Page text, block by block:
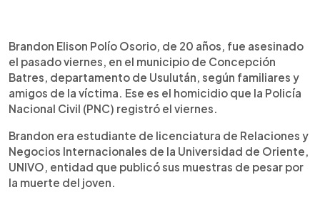
Escuchar artículo
Brandon Elison Polío Osorio, de 20 años, fue asesinado
el pasado viernes, en el municipio de Concepción
Batres, departamento de Usulután, según familiares y
amigos de la víctima. Ese es el homicidio que la Policía
Nacional Civil (PNC) registró el viernes.
Brandon era estudiante de licenciatura de Relaciones y
Negocios Internacionales de la Universidad de Oriente,
UNIVO, entidad que publicó sus muestras de pesar por
la muerte del joven.